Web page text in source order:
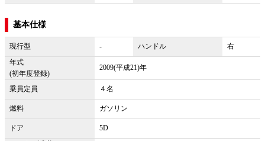
基本仕様
現行型 - ハンドル
右
年式
(初年度登録)
2009(平成21)年
乗員定員 ４名
燃料 ガソリン
ドア
5D